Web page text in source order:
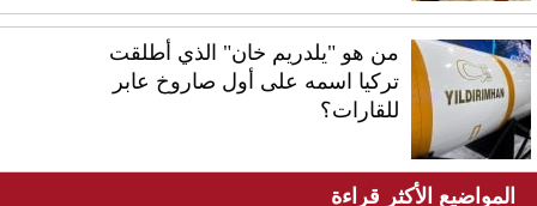
من هو "يلدريم خان" الذي أطلقت
تركيا اسمه على أول صاروخ عابر
للقارات؟
المواضيع الأكثر قراءة